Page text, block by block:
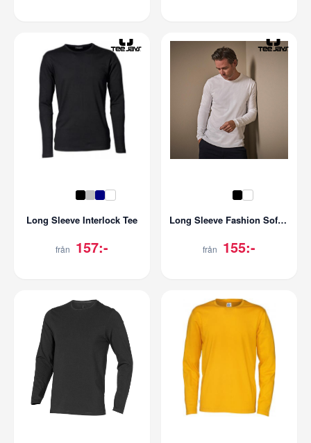
Long Sleeve Interlock Tee
från 157:-
Long Sleeve Fashion Sof Tee
från 155:-